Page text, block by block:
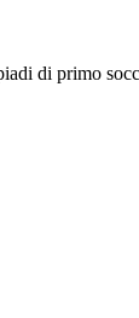
di primo